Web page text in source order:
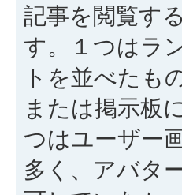
記事を閲覧す
す。１つはラ
トを並べたも
または掲示板
つはユーザー
多く、アバタ